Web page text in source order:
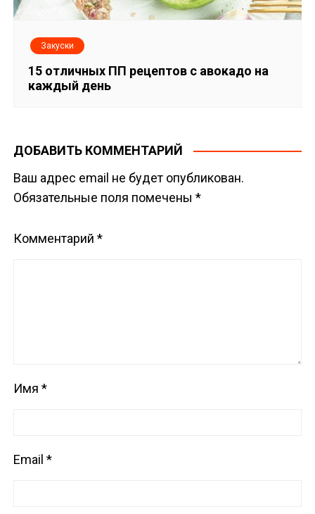
Закуски
15 отличных ПП рецептов с авокадо на
каждый день
ДОБАВИТЬ КОММЕНТАРИЙ
Ваш адрес email не будет опубликован.
Обязательные поля помечены*
Комментарий*
Имя*
Email*